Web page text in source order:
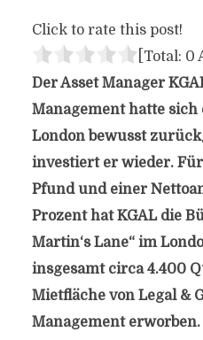
Click to rate this post!
[Total: 0
Der Asset Manager
Management hatte sich
London bewusst
investiert er wieder.
Pfund und einer
Prozent hat KGAL die
Martin‘s Lane“ im
insgesamt circa 4.400
Mietfläche von Legal &
Management